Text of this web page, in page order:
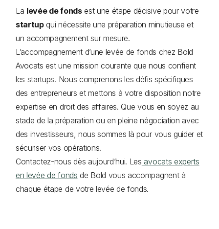
La levée de fondsest une étape décisive pour votre
startupqui nécessite une préparation minutieuse et
un accompagnement sur mesure.
L’accompagnement d’une levée de fonds chez Bold
Avocats est une mission courante que nous confient
les startups. Nous comprenons les défis spécifiques
des entrepreneurs et mettons à votre disposition notre
expertise en droit des affaires. Que vous en soyez au
stade de la préparation ou en pleine négociation avec
des investisseurs, nous sommes là pour vous guider et
sécuriser vos opérations.
Contactez-nous dès aujourd’hui. Les avocats experts
en levée de fonds de Bold vous accompagnent à
chaque étape de votre levée de fonds.